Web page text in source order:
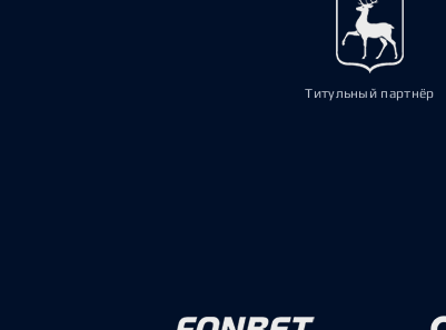
Титульный партнёр